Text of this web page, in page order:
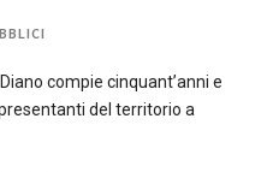
compie cinquant’anni e
del territorio a